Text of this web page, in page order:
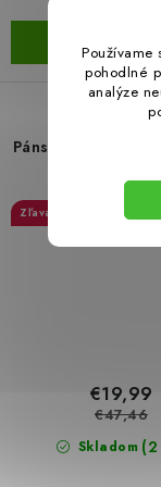
Používame
pohodlné
analýze
DETAIL
Pánske pracovné
Skladom
€19,99
€47,46